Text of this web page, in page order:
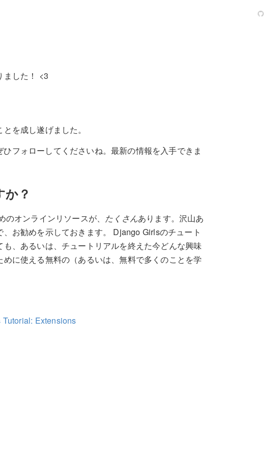
ました！ <3
を成し遂げました。
フォローしてくださいね。最新の情報を入手できま
？
オンラインリソースが、 たくさんあります。沢山あ
お勧めを示しておきます。 Django Girlsのチュート
、あるいは、チュートリアルを終えた今どんな興味
に使える無料の（あるいは、無料で多くのことを学
Extensions